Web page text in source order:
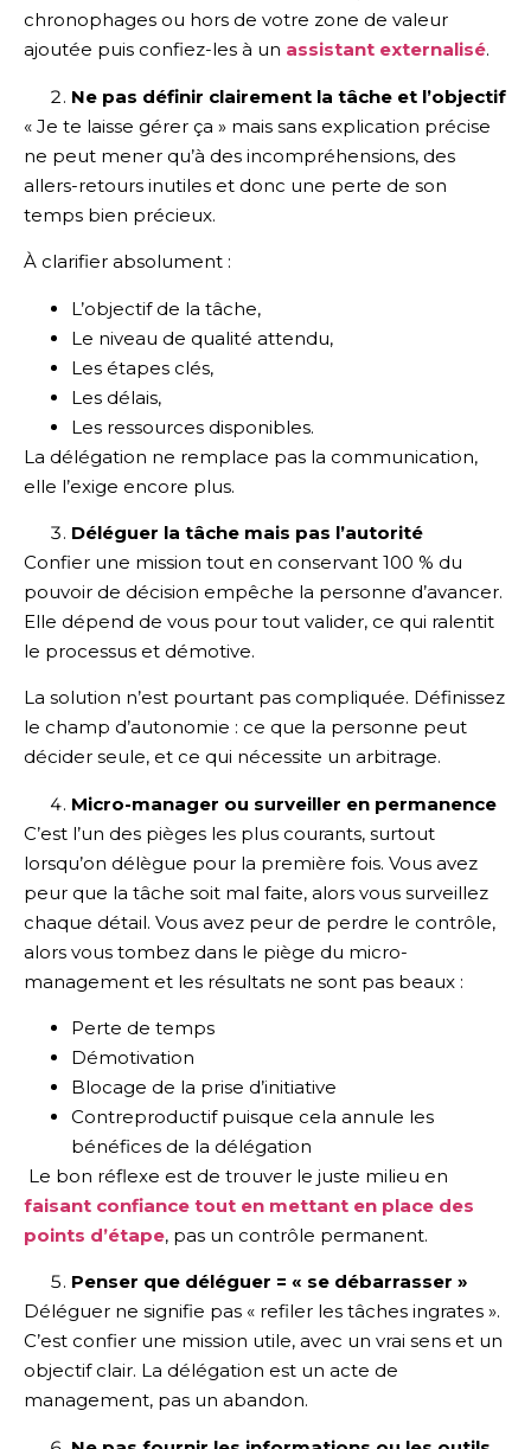
chronophages ou hors de votre zone de valeur
ajoutée puis confiez-les à un assistant externalisé.
Ne pas définir clairement la tâche et l’objectif
« Je te laisse gérer ça » mais sans explication précise
ne peut mener qu’à des incompréhensions, des
allers-retours inutiles et donc une perte de son
temps bien précieux.
À clarifier absolument :
L’objectif de la tâche,
Le niveau de qualité attendu,
Les étapes clés,
Les délais,
Les ressources disponibles.
La délégation ne remplace pas la communication,
elle l’exige encore plus.
Déléguer la tâche mais pas l’autorité
Confier une mission tout en conservant 100 % du
pouvoir de décision empêche la personne d’avancer.
Elle dépend de vous pour tout valider, ce qui ralentit
le processus et démotive.
La solution n’est pourtant pas compliquée. Définissez
le champ d’autonomie : ce que la personne peut
décider seule, et ce qui nécessite un arbitrage.
Micro-manager ou surveiller en permanence
C’est l’un des pièges les plus courants, surtout
lorsqu’on délègue pour la première fois. Vous avez
peur que la tâche soit mal faite, alors vous surveillez
chaque détail. Vous avez peur de perdre le contrôle,
alors vous tombez dans le piège du micro-
management et les résultats ne sont pas beaux :
Perte de temps
Démotivation
Blocage de la prise d’initiative
Contreproductif puisque cela annule les
bénéfices de la délégation
Le bon réflexe est de trouver le juste milieu en
faisant confiance tout en mettant en place des
points d’étape, pas un contrôle permanent.
Penser que déléguer = « se débarrasser »
Déléguer ne signifie pas « refiler les tâches ingrates ».
C’est confier une mission utile, avec un vrai sens et un
objectif clair. La délégation est un acte de
management, pas un abandon.